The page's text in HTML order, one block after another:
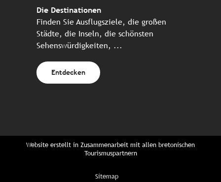
Die Destinationen
Finden Sie Ausflugsziele, die großen
Städte, die Inseln, die schönsten
Sehenswürdigkeiten, ...
Entdecken
Website erstellt in Zusammenarbeit mit allen bretonischen
Tourismuspartnern
Sitemap